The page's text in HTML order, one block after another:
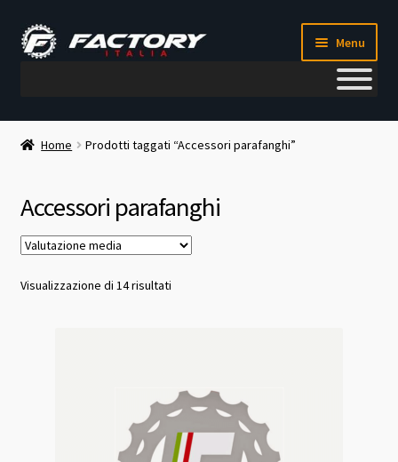
Vai
alla
Vai
al
Menu
Il mio account
Chi siamo
Home Prodotti taggati “Accessori parafanghi”
Accessori parafanghi
Visualizzazione di 14 risultatiValutazione